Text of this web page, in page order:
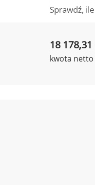
Sprawdź,
18 178,31
kwota netto